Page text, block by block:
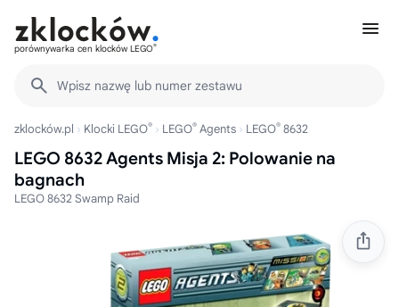
porównywarka cen klocków LEGO®
Wpisz nazwę lub numer zestawu
zklocków.pl Klocki LEGO® LEGO® Agents LEGO® 8632
LEGO 8632 Agents Misja 2: Polowanie na
bagnach
LEGO 8632 Swamp Raid